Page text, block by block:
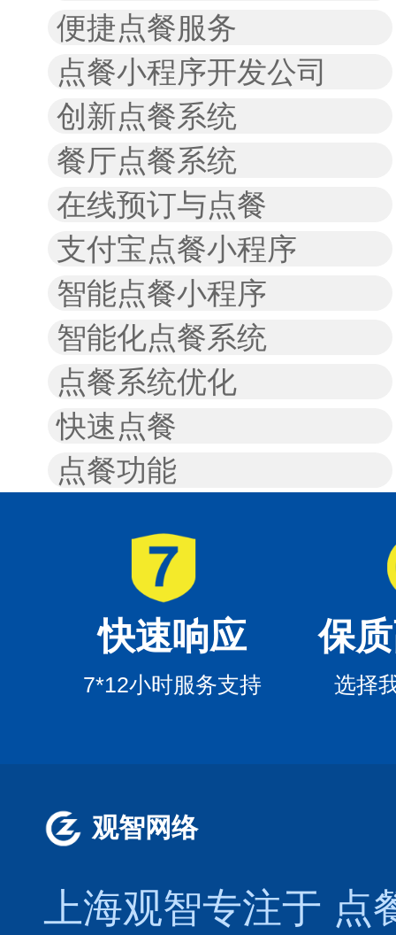
便捷点餐服务
点餐小程序开发公司
创新点餐系统
餐厅点餐系统
在线预订与点餐
支付宝点餐小程序
智能点餐小程序
智能化点餐系统
点餐系统优化
快速点餐
点餐功能
快速响应
7*12小时服务支持
保
选择
观智网络
上海观智专注于 点